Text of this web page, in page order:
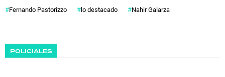
Fernando Pastorizzo lo destacado Nahir Galarza
POLICIALES